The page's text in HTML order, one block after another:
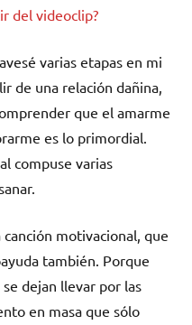
del videoclip?
varias etapas en mi
de una relación dañina,
que el amarme
es lo primordial.
compuse varias
motivacional, que
también. Porque
dejan llevar por las
en masa que sólo